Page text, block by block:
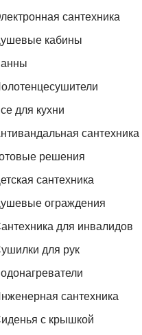
сантехника
кабины
для кухни
сантехника
решения
сантехника
ограждения
для инвалидов
для рук
сантехника
с крышкой